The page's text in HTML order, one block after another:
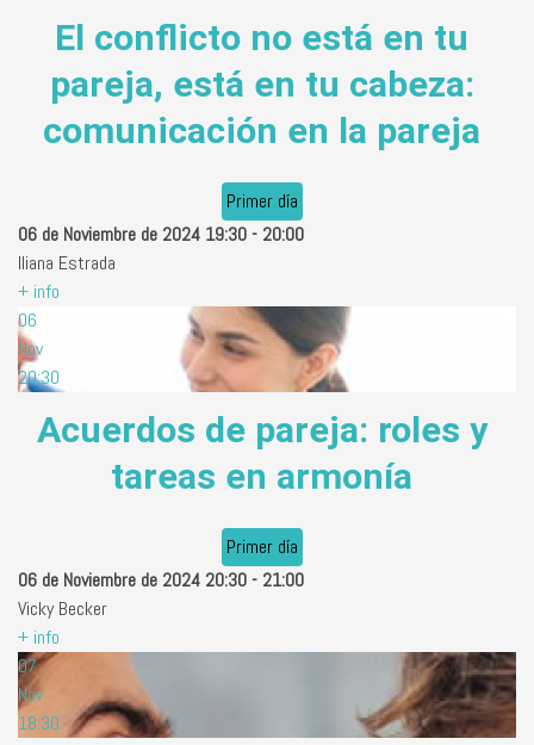
El conflicto no está en tu
pareja, está en tu cabeza:
comunicación en la pareja
Primer día
06 de Noviembre de 2024 19:30- 20:00
Iliana Estrada
+ info
06
Nov
20:30
Acuerdos de pareja: roles y
tareas en armonía
Primer día
06 de Noviembre de 2024 20:30- 21:00
Vicky Becker
+ info
07
Nov
18:30